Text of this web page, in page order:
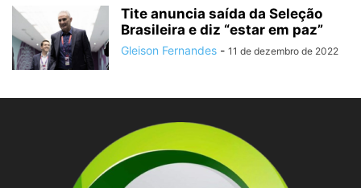
Tite anuncia saída da Seleção
Brasileira e diz “estar em paz”
Gleison Fernandes - 11 de dezembro de 2022